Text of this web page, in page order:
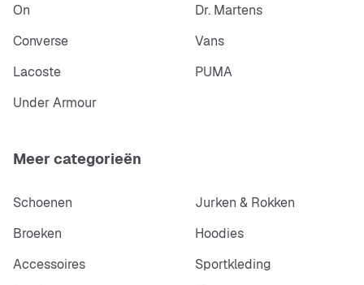
On
Dr. Martens
Converse
Vans
Lacoste
PUMA
Under Armour
Meer categorieën
Schoenen
Jurken & Rokken
Broeken
Hoodies
Accessoires
Sportkleding